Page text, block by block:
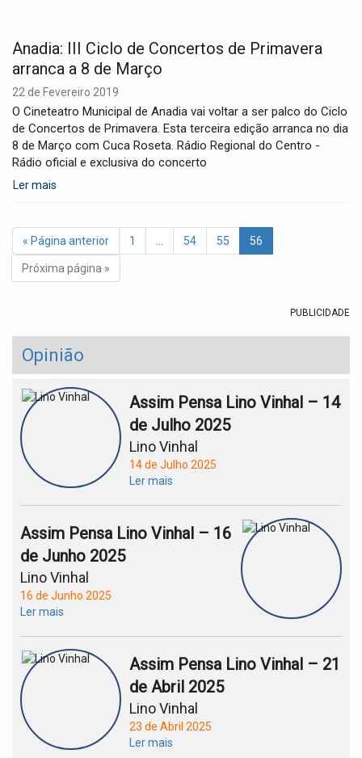
Anadia: III Ciclo de Concertos de Primavera
arranca a 8 de Março
22 de Fevereiro 2019
O Cineteatro Municipal de Anadia vai voltar a ser palco do Ciclo
de Concertos de Primavera. Esta terceira edição arranca no dia
8 de Março com Cuca Roseta. Rádio Regional do Centro -
Rádio oficial e exclusiva do concerto
Ler mais
« Página anterior 1 54 55 56
Próxima página »
PUBLICIDADE
Opinião
Assim Pensa Lino Vinhal – 14
de Julho 2025
Lino Vinhal
14 de Julho 2025
Ler mais
Assim Pensa Lino Vinhal – 16
de Junho 2025
Lino Vinhal
16 de Junho 2025
Ler mais
Assim Pensa Lino Vinhal – 21
de Abril 2025
Lino Vinhal
23 de Abril 2025
Ler mais